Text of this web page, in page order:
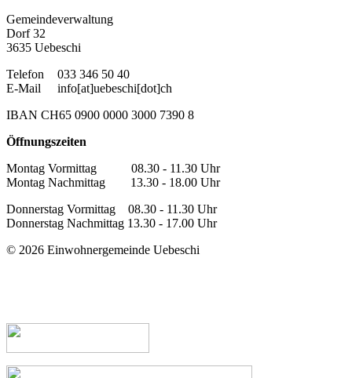
Gemeindeverwaltung
Dorf 32
3635 Uebeschi
Telefon
033 346 50 40
E-Mail
info[at]uebeschi[dot]ch
IBAN CH65 0900 0000 3000 7390 8
Öffnungszeiten
Montag Vormittag 08.30 - 11.30 Uhr
Montag Nachmittag 13.30 - 18.00 Uhr
Donnerstag Vormittag 08.30 - 11.30 Uhr
Donnerstag Nachmittag 13.30 - 17.00 Uhr
© 2026 Einwohnergemeinde Uebeschi